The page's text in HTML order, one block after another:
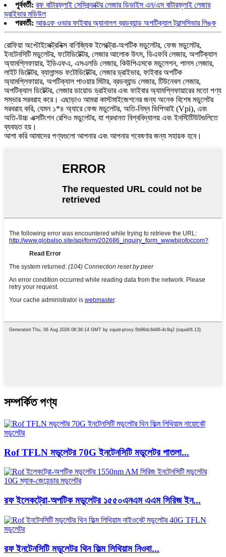
পূর্ববর্তী: রফ বাটারফ্লাই সেমিকন্ডাক্টর লেজার ডিভাইস এন/এস বাটারফ্লাই লেজার
ড্রাইভার মডিউল
পরবর্তী: আরএফ ওভার ফাইবার অ্যানালগ ব্রডব্যান্ড অপটিক্যাল ট্রান্সসিভার লিঙ্ক
রোফিয়া অপ্টোইলেক্ট্রনিক্স বাণিজ্যিক ইলেক্ট্রো-অপটিক মডুলেটর, ফেজ মডুলেটর,
ইনটেনসিটি মডুলেটর, ফটোডিটেক্টর, লেজার আলোক উৎস, ডিএফবি লেজার, অপটিক্যাল
অ্যামপ্লিফায়ার, ইডিএফএ, এসএলডি লেজার, কিউপিএসকে মডুলেশন, পালস লেজার,
লাইট ডিটেক্টর, ব্যালান্সড ফটোডিটেক্টর, লেজার ড্রাইভার, ফাইবার অপটিক
অ্যামপ্লিফায়ার, অপটিক্যাল পাওয়ার মিটার, ব্রডব্যান্ড লেজার, টিউনেবল লেজার,
অপটিক্যাল ডিটেক্টর, লেজার ডায়োড ড্রাইভার এবং ফাইবার অ্যামপ্লিফায়ারের মতো পণ্য
সম্ভার সরবরাহ করে। এছাড়াও আমরা কাস্টমাইজেশনের জন্য অনেক বিশেষ মডুলেটর
সরবরাহ করি, যেমন ১*৪ অ্যারে ফেজ মডুলেটর, অতি-নিম্ন ভিপিআই (Vpi), এবং
অতি-উচ্চ এক্সটিংশন রেশিও মডুলেটর, যা প্রধানত বিশ্ববিদ্যালয় এবং ইনস্টিটিউটগুলিতে
ব্যবহৃত হয়।
আশা করি আমাদের পণ্যগুলো আপনার এবং আপনার গবেষণার জন্য সহায়ক হবে।
সম্পর্কিত পণ্য
Rof TFLN মডুলেটর 70G ইনটেনসিটি মডুলেটর পাতলা...
রফ ইলেকট্রো-অপটিক মডুলেটর ১৫৫০এনএম এএম সিরিজ ইন...
রফ ইনটেনসিটি মডুলেটর থিন ফিল্ম লিথিয়াম নিওবা...